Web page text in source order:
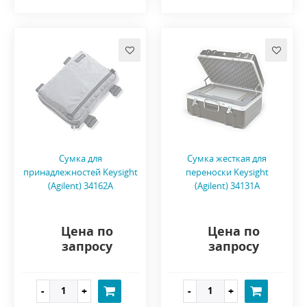
Сумка для
принадлежностей Keysight
(Agilent) 34162A
Цена по
запросу
Сумка жесткая для
переноски Keysight
(Agilent) 34131A
Цена по
запросу